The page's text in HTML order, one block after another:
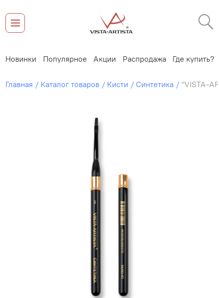
Новинки Популярное Акции Распродажа Где купить?
Главная Каталог товаров Кисти Синтетика "VISTA-